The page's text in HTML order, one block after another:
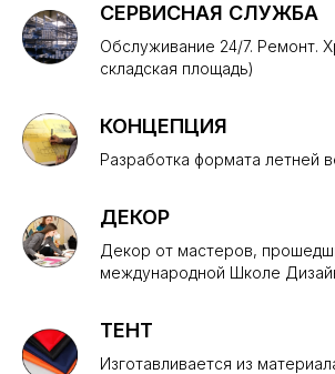
СЕРВИСНАЯ СЛУЖБА
Обслуживание 24/7. Ремонт.
складская площадь)
КОНЦЕПЦИЯ
Разработка формата летней
ДЕКОР
Декор от мастеров,
международной Школе
ТЕНТ
Изготавливается из